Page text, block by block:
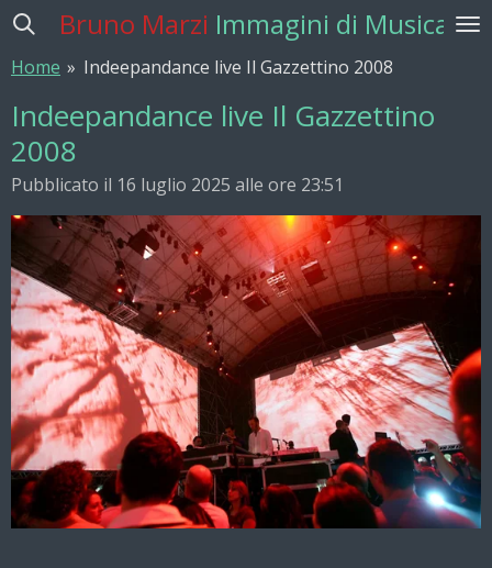
Vai
contenuto
principale
Bruno Marzi Immagini di Musica
Home » Indeepandance live Il Gazzettino 2008
Indeepandance live Il Gazzettino
2008
Pubblicato il 16 luglio 2025 alle ore 23:51